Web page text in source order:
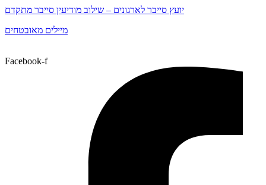
יועץ סייבר לארגונים – שילוב מודיעין סייבר מתקדם
מיילים מאובטחים
Facebook-f